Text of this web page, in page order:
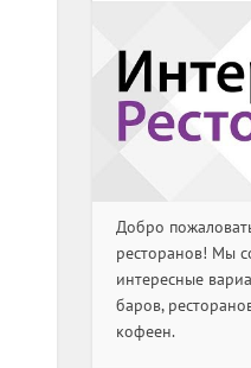
Добро
ресторанов! Мы
интересные
баров,
кофеен.